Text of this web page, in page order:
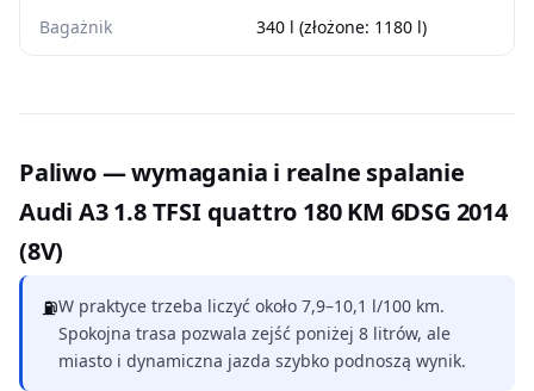
Bagażnik 340 l (złożone: 1180 l)
Paliwo — wymagania i realne spalanie
Audi A3 1.8 TFSI quattro 180 KM 6DSG 2014
(8V)
⛽W praktyce trzeba liczyć około 7,9–10,1 l/100 km.
Spokojna trasa pozwala zejść poniżej 8 litrów, ale
miasto i dynamiczna jazda szybko podnoszą wynik.